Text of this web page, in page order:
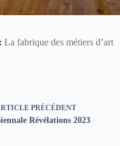
La fabrique des métiers d’art
PRÉCÉDENT
Révélations 2023